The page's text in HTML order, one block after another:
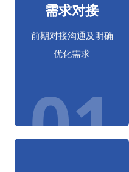
需求对接
前期对接沟通及明确
优化需求
01